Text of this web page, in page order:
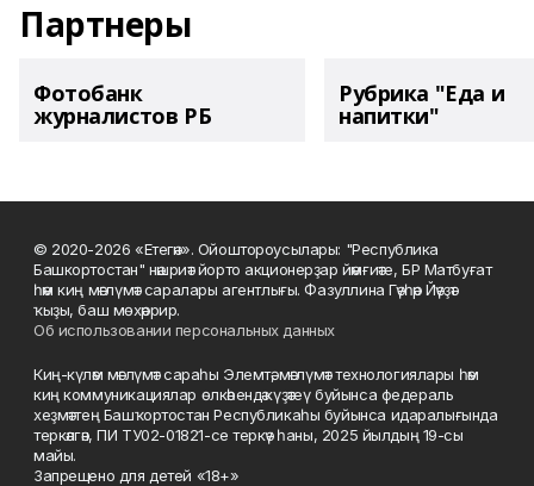
Партнеры
Фотобанк
журналистов РБ
Рубрика "Еда и
напитки"
© 2020-2026 «Етегән». Ойоштороусылары: "Республика
Башкортостан" нәшриәт йорто акционерҙар йәмғиәте, БР Матбуғат
һәм киң мәғлүмәт саралары агентлығы. Фазуллина Гәүһәр Йәүҙәт
ҡыҙы, баш мөхәррир.
Об использовании персональных данных
Киң-күләм мәғлүмәт сараһы Элемтә, мәғлүмәт технологиялары һәм
киң коммуникациялар өлкәһендә күҙәтеү буйынса федераль
хеҙмәттең Башҡортостан Республикаһы буйынса идаралығында
теркәлгән, ПИ ТУ02-01821-се теркәү һаны, 2025 йылдың 19-сы
майы.
Запрещено для детей «18+»